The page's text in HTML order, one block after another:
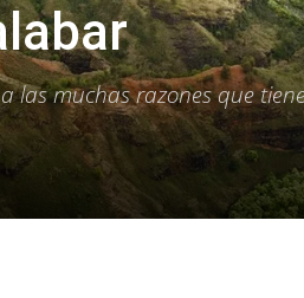
las muchas razones que